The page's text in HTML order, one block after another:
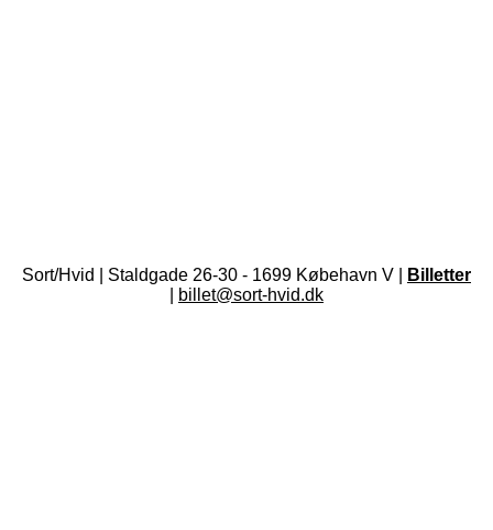
Sort/Hvid | Staldgade 26-30 - 1699 Købehavn V |
Billetter
billet@sort-hvid.dk